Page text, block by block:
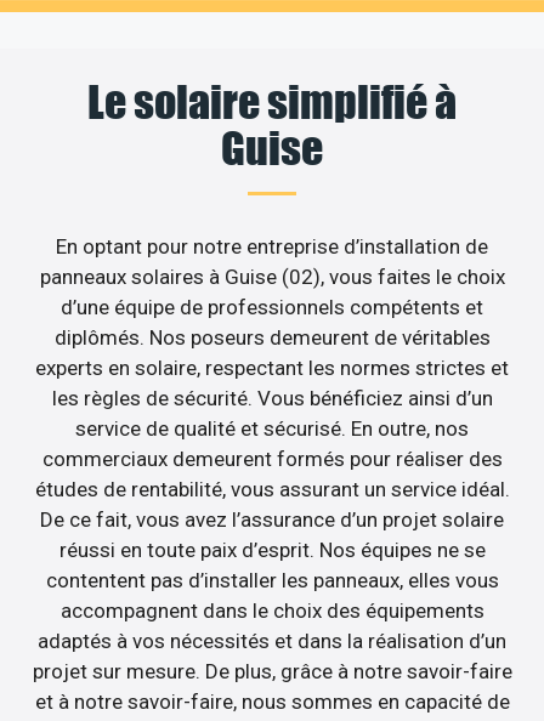
Le solaire simplifié à
Guise
En optant pour notre entreprise d’installation de
panneaux solaires à Guise (02), vous faites le choix
d’une équipe de professionnels compétents et
diplômés. Nos poseurs demeurent de véritables
experts en solaire, respectant les normes strictes et
les règles de sécurité. Vous bénéficiez ainsi d’un
service de qualité et sécurisé. En outre, nos
commerciaux demeurent formés pour réaliser des
études de rentabilité, vous assurant un service idéal.
De ce fait, vous avez l’assurance d’un projet solaire
réussi en toute paix d’esprit. Nos équipes ne se
contentent pas d’installer les panneaux, elles vous
accompagnent dans le choix des équipements
adaptés à vos nécessités et dans la réalisation d’un
projet sur mesure. De plus, grâce à notre savoir-faire
et à notre savoir-faire, nous sommes en capacité de